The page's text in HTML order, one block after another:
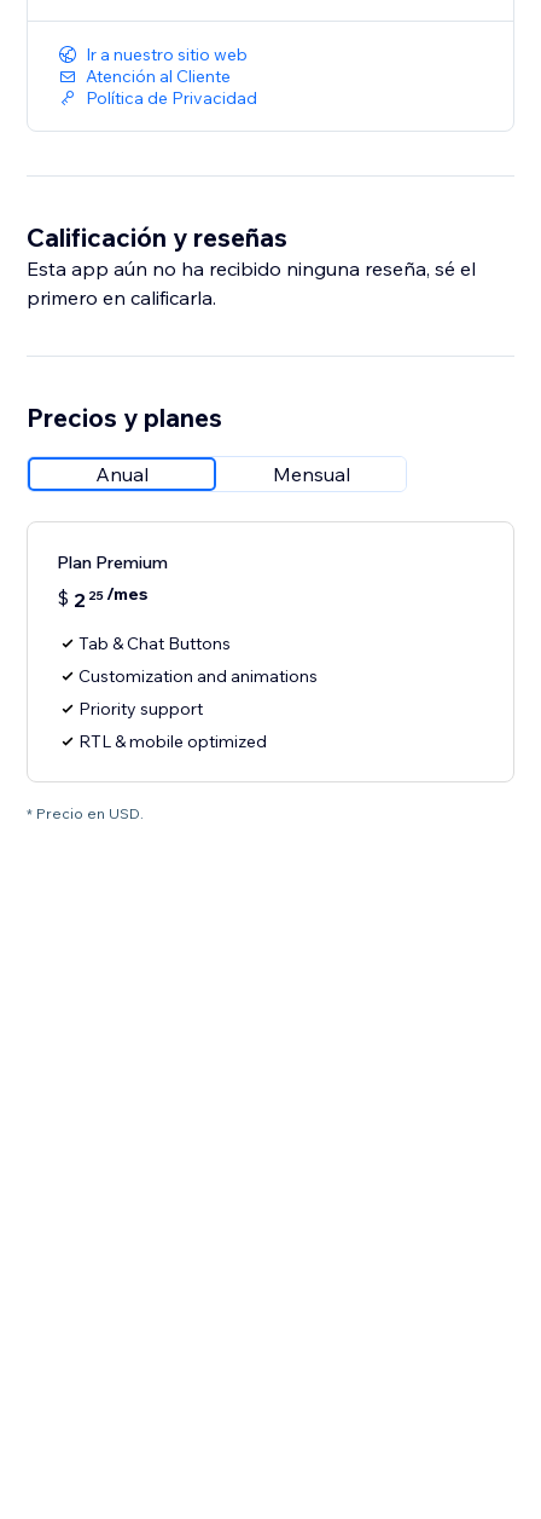
Save and publish
Ir a nuestro sitio web
Atención al Cliente
Política de Privacidad
Calificación y reseñas
Esta app aún no ha recibido ninguna reseña, sé el
primero en calificarla.
Precios y planes
Anual Mensual
Plan Premium
$ 2 25/mes
Tab & Chat Buttons
Customization and animations
Priority support
RTL & mobile optimized
* Precio en USD.